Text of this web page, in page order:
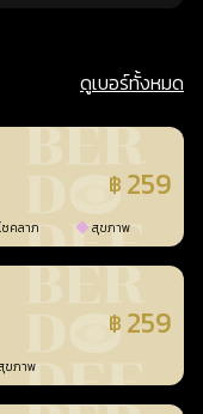
ดูเบอร์ทั้งหมด
฿ 259
ชคลาภ สุขภาพ
฿ 259
ขภาพ